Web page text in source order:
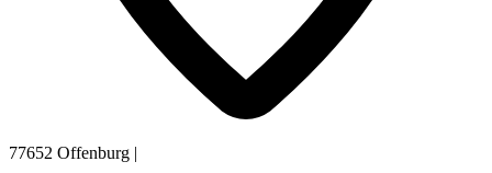
77652 Offenburg |